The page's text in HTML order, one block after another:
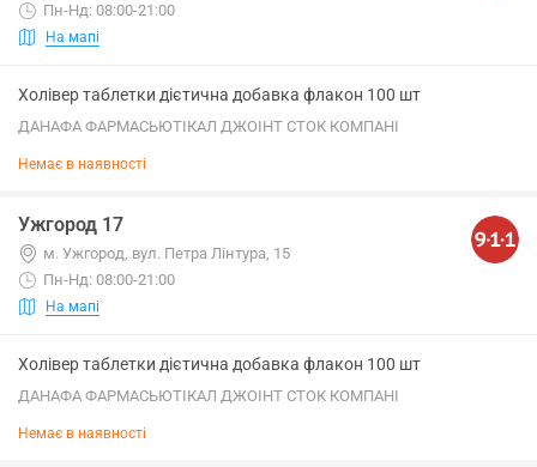
Пн-Нд: 08:00-21:00
На мапі
Холівер таблетки дієтична добавка флакон 100 шт
ДАНАФА ФАРМАСЬЮТІКАЛ ДЖОІНТ СТОК КОМПАНІ
Немає в наявності
Ужгород 17
м. Ужгород, вул. Петра Лінтура, 15
Пн-Нд: 08:00-21:00
На мапі
Холівер таблетки дієтична добавка флакон 100 шт
ДАНАФА ФАРМАСЬЮТІКАЛ ДЖОІНТ СТОК КОМПАНІ
Немає в наявності